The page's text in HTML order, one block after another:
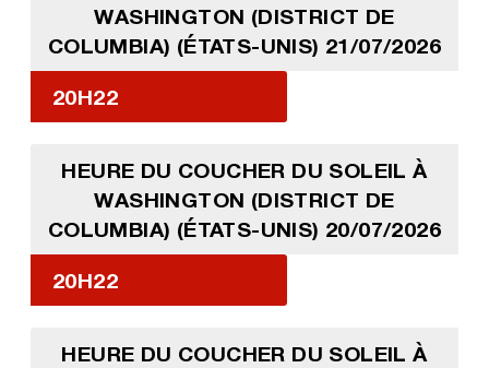
WASHINGTON (DISTRICT DE
COLUMBIA) (ÉTATS-UNIS) 21/07/2026
20H22
HEURE DU COUCHER DU SOLEIL À
WASHINGTON (DISTRICT DE
COLUMBIA) (ÉTATS-UNIS) 20/07/2026
20H22
HEURE DU COUCHER DU SOLEIL À